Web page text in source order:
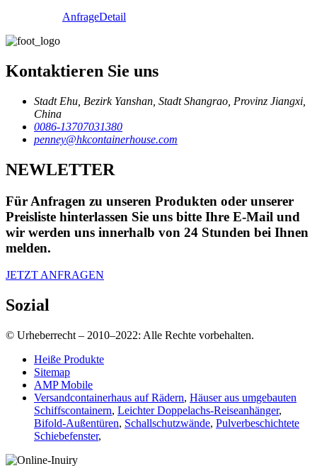
AnfrageDetail
Kontaktieren Sie uns
Stadt Ehu, Bezirk Yanshan, Stadt Shangrao, Provinz Jiangxi,
China
0086-13707031380
penney@hkcontainerhouse.com
NEWLETTER
Für Anfragen zu unseren Produkten oder unserer
Preisliste hinterlassen Sie uns bitte Ihre E-Mail und
wir werden uns innerhalb von 24 Stunden bei Ihnen
melden.
JETZT ANFRAGEN
Sozial
© Urheberrecht – 2010–2022: Alle Rechte vorbehalten.
Heiße Produkte
Sitemap
AMP Mobile
Versandcontainerhaus auf Rädern, Häuser aus umgebauten
Schiffscontainern, Leichter Doppelachs-Reiseanhänger,
Bifold-Außentüren, Schallschutzwände, Pulverbeschichtete
Schiebefenster,